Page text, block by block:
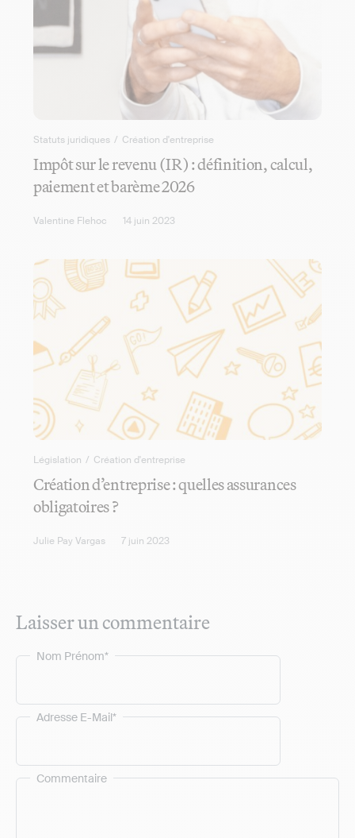
Statuts juridiques / Création d'entreprise
Impôt sur le revenu (IR) : définition, calcul,
paiement et barème 2026
Valentine Flehoc 14 juin 2023
Législation / Création d'entreprise
Création d’entreprise : quelles assurances
obligatoires ?
Julie Pay Vargas 7 juin 2023
Laisser un commentaire
Commentaire
Nom Prénom*
Adresse E-Mail*